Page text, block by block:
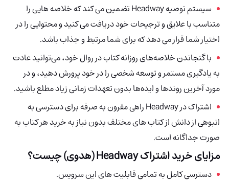
سیستم توصیه Headway
تضمین می کند که خلاصه هایی را
متناسب با علایق و ترجیحات خود دریافت می کنید و محتوایی را در
اختیار شما قرار می دهد که برای شما مرتبط و جذاب باشد.
با گنجاندن خلاصه‌های روزانه کتاب در روال خود، می‌توانید عادت
به یادگیری مستمر و توسعه شخصی را در خود پرورش دهید، و در
مورد آخرین روندها و ایده‌ها بدون تعهدات زمانی زیاد مطلع باشید.
اشتراک در Headway
راهی مقرون به صرفه برای دسترسی به
انبوهی از دانش از کتاب های مختلف بدون نیاز به خرید هر کتاب به
صورت جداگانه است.
مزایای خرید اشتراک Headway (هدوی) چیست؟
دسترسی کامل به تمامی قابلیت های این سرویس.